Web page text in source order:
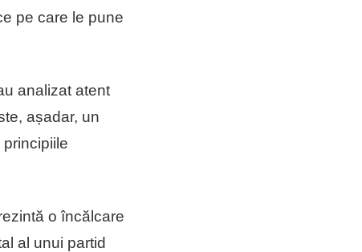
pe care le pune
analizat atent
așadar, un
o încălcare
al unui partid